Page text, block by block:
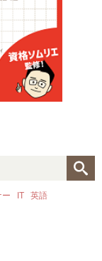
ー IT 英語